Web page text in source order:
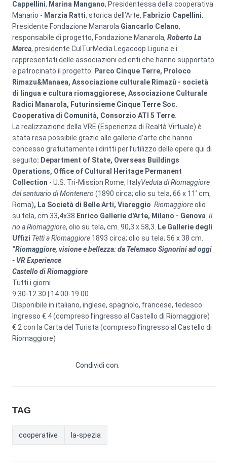
Cappellini, Marina Mangano, Presidentessa della cooperativa
Manario - Marzia Ratti, storica dell’Arte, Fabrizio Capellini,
Presidente Fondazione Manarola Giancarlo Celano,
responsabile di progetto, Fondazione Manarola, Roberto La
Marca, presidente CulTurMedia Legacoop Liguria e i
rappresentati delle associazioni ed enti che hanno supportato
e patrocinato il progetto: Parco Cinque Terre, Proloco
Rimazu&Manaea, Associazione culturale Rimazû - società
di lingua e cultura riomaggiorese, Associazione Culturale
Radici Manarola, Futurinsieme Cinque Terre Soc.
Cooperativa di Comunità, Consorzio ATI 5 Terre.
La realizzazione della VRE (Esperienza di Realtà Virtuale) è
stata resa possibile grazie alle gallerie d’arte che hanno
concesso gratuitamente i diritti per l’utilizzo delle opere qui di
seguito: Department of State, Overseas Buildings
Operations, Office of Cultural Heritage Permanent
Collection - U.S. Tri-Mission Rome, ItalyVeduta di Riomaggiore
dal santuario di Montenero (1890 circa; olio su tela, 66 x 11’ cm;
Roma), La Società di Belle Arti, Viareggio Riomaggioreolio
su tela, cm 33,4x38 Enrico Gallerie d'Arte, Milano - Genova Il
rio a Riomaggiore, olio su tela, cm. 90,3 x 58,3.
Le Gallerie degli
Uffizi Tetti a Riomaggiore 1893 circa; olio su tela, 56 x 38 cm.
“Riomaggiore, visione e bellezza: da Telemaco Signorini ad oggi
- VR Experience
Castello di Riomaggiore
Tutti i giorni
9.30-12.30 | 14.00-19.00
Disponibile in italiano, inglese, spagnolo, francese, tedesco
Ingresso € 4 (compreso l’ingresso al Castello di Riomaggiore)
€ 2 con la Carta del Turista (compreso l’ingresso al Castello di
Riomaggiore)
Condividi con:
TAG
cooperative la-spezia